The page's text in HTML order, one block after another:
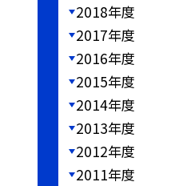
2018年度
2017年度
2016年度
2015年度
2014年度
2013年度
2012年度
2011年度